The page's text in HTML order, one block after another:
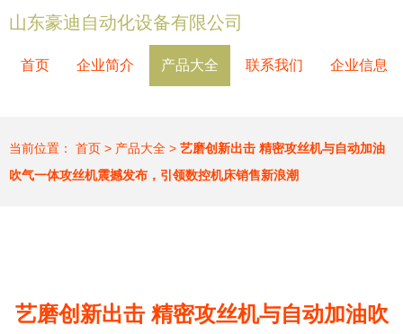
山东豪迪自动化设备有限公司
首页 企业简介 产品大全 联系我们 企业信息
当前位置： 首页 > 产品大全 > 艺磨创新出击 精密攻丝机与自动加油
吹气一体攻丝机震撼发布，引领数控机床销售新浪潮
艺磨创新出击 精密攻丝机与自动加油吹